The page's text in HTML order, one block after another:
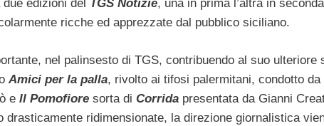
due edizioni del TGS Notizie, una in prima l’altra in
ricche ed apprezzate dal pubblico siciliano.
nel palinsesto di TGS, contribuendo al suo ulteriore
Amici per la palla, rivolto ai tifosi palermitani, condotto
e Il Pomofiore sorta di Corrida presentata da Gianni
ridimensionate, la direzione giornalistica